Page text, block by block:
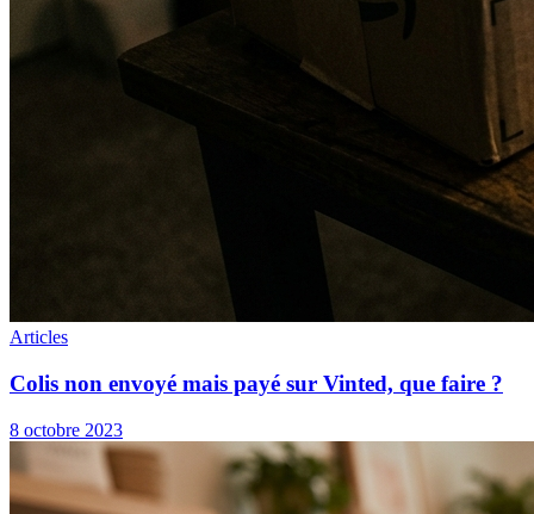
Articles
Colis non envoyé mais payé sur Vinted, que faire ?
8 octobre 2023